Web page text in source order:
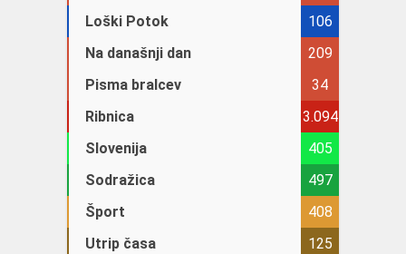
Loški Potok
106
Na današnji dan
209
Pisma bralcev
34
Ribnica
3.094
Slovenija
405
Sodražica
497
Šport
408
Utrip časa
125